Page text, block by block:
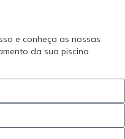
e conheça as nossas
da sua piscina.